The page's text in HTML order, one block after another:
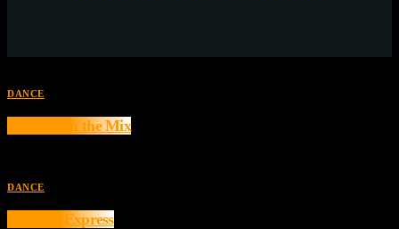
DANCE
Dimmys In the Mix
DANCE
The 90’s Express